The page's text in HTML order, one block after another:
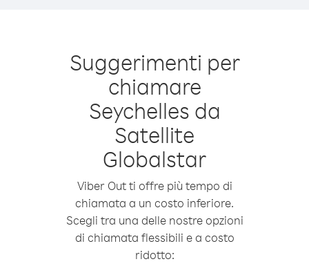
Suggerimenti per
chiamare
Seychelles da
Satellite
Globalstar
Viber Out ti offre più tempo di
chiamata a un costo inferiore.
Scegli tra una delle nostre opzioni
di chiamata flessibili e a costo
ridotto: